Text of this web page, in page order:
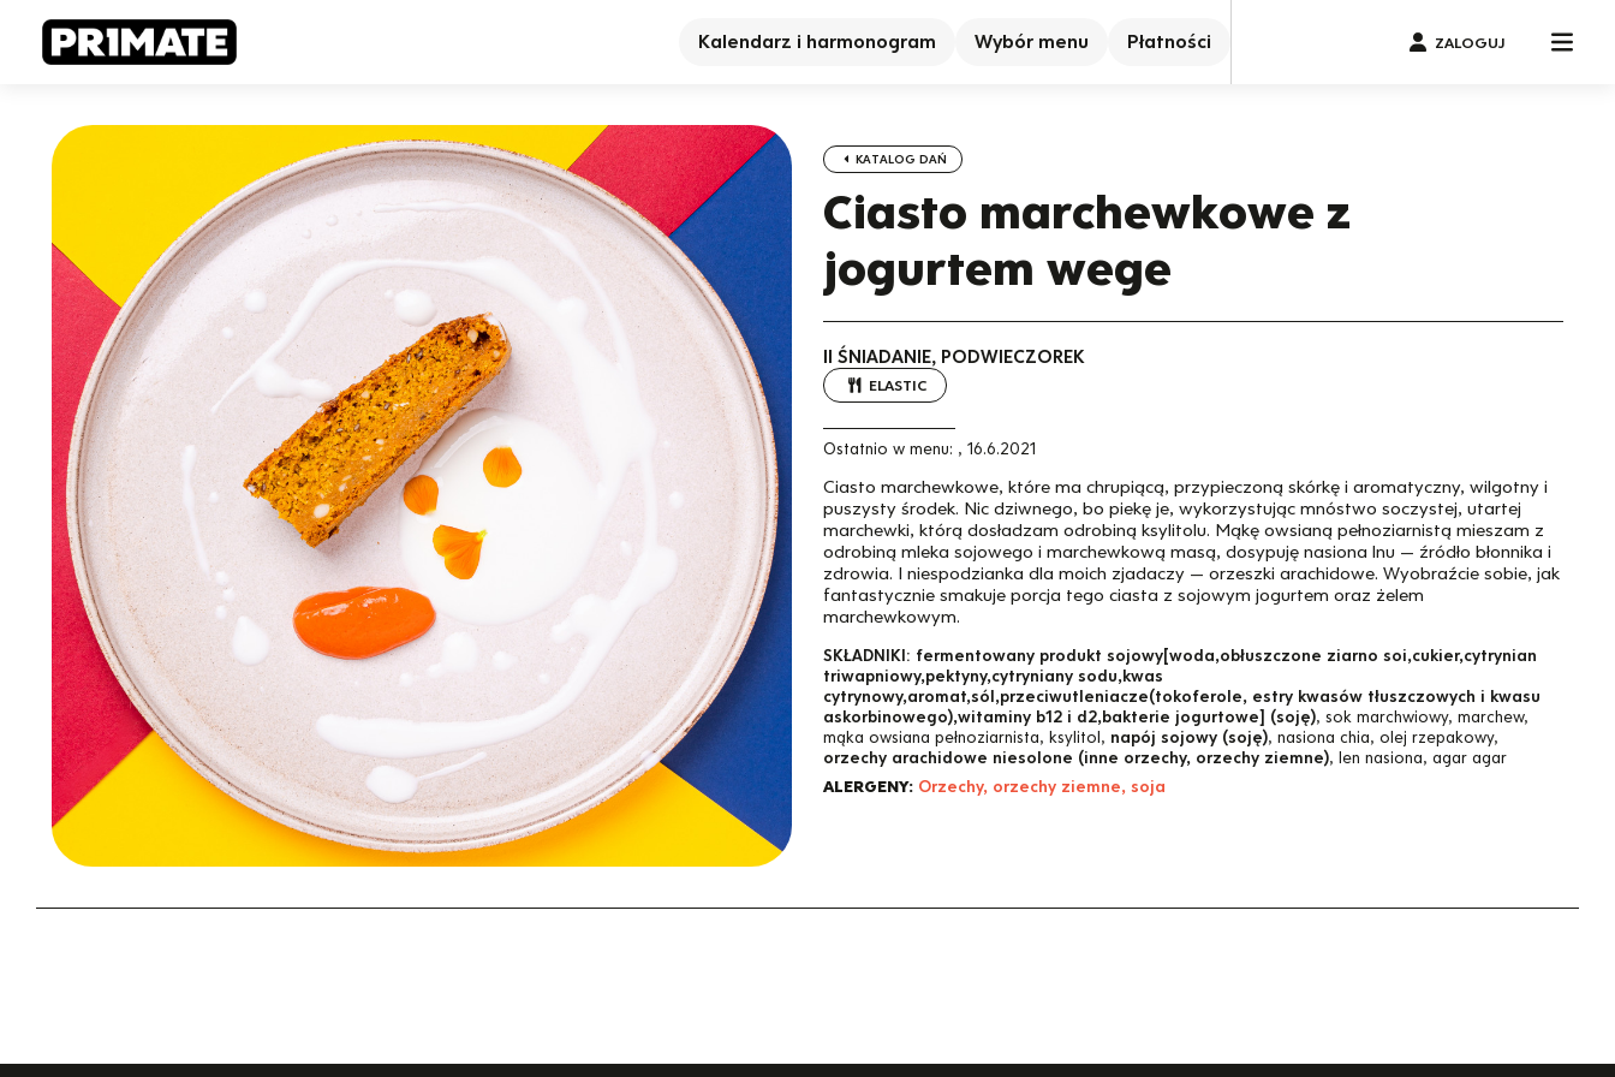
Kalendarz i harmonogram Wybór menu Płatności ZALOGUJ
KATALOG DAŃ
Ciasto marchewkowe z
jogurtem wege
II ŚNIADANIE, PODWIECZOREK
ELASTIC
Ostatnio w menu: , 16.6.2021
Ciasto marchewkowe, które ma chrupiącą, przypieczoną skórkę i aromatyczny, wilgotny i
puszysty środek. Nic dziwnego, bo piekę je, wykorzystując mnóstwo soczystej, utartej
marchewki, którą dosładzam odrobiną ksylitolu. Mąkę owsianą pełnoziarnistą mieszam z
odrobiną mleka sojowego i marchewkową masą, dosypuję nasiona lnu — źródło błonnika i
zdrowia. I niespodzianka dla moich zjadaczy — orzeszki arachidowe. Wyobraźcie sobie, jak
fantastycznie smakuje porcja tego ciasta z sojowym jogurtem oraz żelem
marchewkowym.
SKŁADNIKI: fermentowany produkt sojowy[woda,obłuszczone ziarno soi,cukier,cytrynian
triwapniowy,pektyny,cytryniany sodu,kwas
cytrynowy,aromat,sól,przeciwutleniacze(tokoferole, estry kwasów tłuszczowych i kwasu
askorbinowego),witaminy b12 i d2,bakterie jogurtowe] (soję), sok marchwiowy, marchew,
mąka owsiana pełnoziarnista, ksylitol, napój sojowy (soję), nasiona chia, olej rzepakowy,
orzechy arachidowe niesolone (inne orzechy, orzechy ziemne), len nasiona, agar agar
ALERGENY: Orzechy, orzechy ziemne, soja